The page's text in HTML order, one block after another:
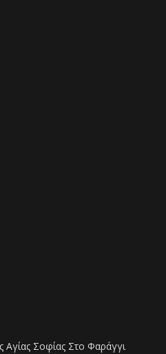
Αγίας Σοφίας Στο Φαράγγι